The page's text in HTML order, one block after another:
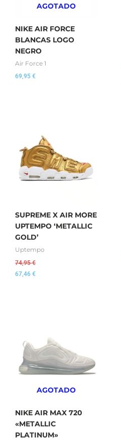
AGOTADO
NIKE AIR FORCE
BLANCAS LOGO
NEGRO
Air Force 1
69,95 €
SUPREME X AIR MORE
UPTEMPO ‘METALLIC
GOLD’
Uptempo
74,95€
67,46 €
AGOTADO
NIKE AIR MAX 720
«METALLIC
PLATINUM»